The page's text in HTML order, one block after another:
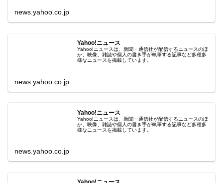
news.yahoo.co.jp
Yahoo!ニュース
Yahoo!ニュースは、新聞・通信社が配信するニュースのほ
か、映像、雑誌や個人の書き手が執筆する記事など多種多
様なニュースを掲載しています。
news.yahoo.co.jp
Yahoo!ニュース
Yahoo!ニュースは、新聞・通信社が配信するニュースのほ
か、映像、雑誌や個人の書き手が執筆する記事など多種多
様なニュースを掲載しています。
news.yahoo.co.jp